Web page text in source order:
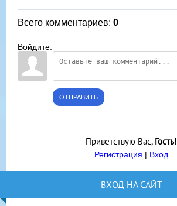
Всего комментариев: 0
Войдите:
ОТПРАВИТЬ
Приветствую Вас, Гость!
Регистрация | Вход
ВХОД НА САЙТ